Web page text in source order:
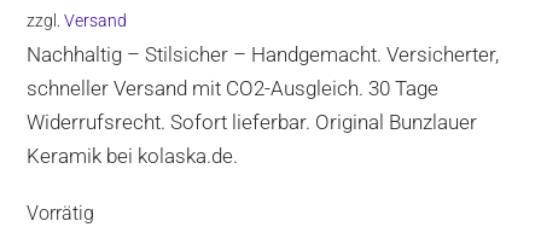
zzgl.Versand
Nachhaltig – Stilsicher – Handgemacht. Versicherter,
schneller Versand mit CO2-Ausgleich. 30 Tage
Widerrufsrecht. Sofort lieferbar. Original Bunzlauer
Keramik bei kolaska.de.
Vorrätig